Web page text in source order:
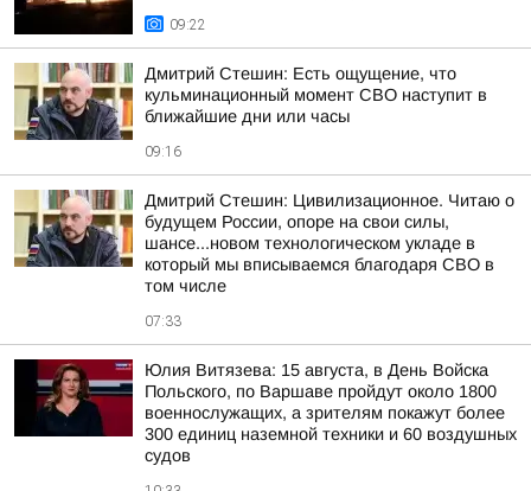
09:22
Дмитрий Стешин: Есть ощущение, что
кульминационный момент СВО наступит в
ближайшие дни или часы
09:16
Дмитрий Стешин: Цивилизационное. Читаю о
будущем России, опоре на свои силы,
шансе...новом технологическом укладе в
который мы вписываемся благодаря СВО в
том числе
07:33
Юлия Витязева: 15 августа, в День Войска
Польского, по Варшаве пройдут около 1800
военнослужащих, а зрителям покажут более
300 единиц наземной техники и 60 воздушных
судов